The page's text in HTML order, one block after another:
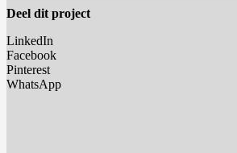
Deel dit project
LinkedIn
Facebook
Pinterest
WhatsApp